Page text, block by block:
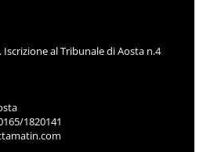
al Tribunale di Aosta n.4
1820141